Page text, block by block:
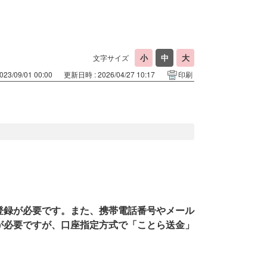
文字サイズ
09/01 00:00 更新日時 : 2026/04/27 10:17 印刷
が必要です。また、携帯電話番号やメール
要ですが、口座指定方式で「ことら送金」